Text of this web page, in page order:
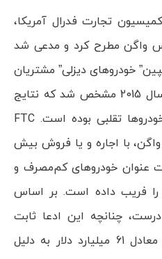
2014 میلادی، کمیسیون تجارت فدرال آمریکا،
واگن مطرح کرد و مدعی شد
خودروهای دیزلی” مشتریان
خود را فریب داده است. در سال 2015 مشخص شد که نتایج
منتشرشده از آزمایش این خودروها تقلبی بوده است. FTC
با اجاره و یا فروش بیش
تحت عنوان خودروهای کم‌مصرف و
را فریب داده است. بر اساس
چنانچه این ادعا ثابت
شود، این شرکت باید رقمی معادل 61 میلیارد دلار به دلیل